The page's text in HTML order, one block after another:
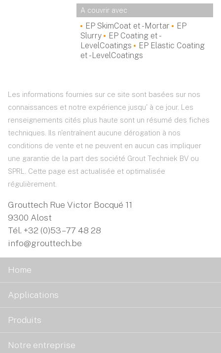
A couvrir avec
EP SkimCoat et -Mortar
EP
Slurry
EP Coating et -
LevelCoatings
EP Elastic Coating
et -LevelCoatings
Les informations fournies sur ce site sont basées sur nos
connaissances et notre expérience jusqu' à ce jour. Les
renseignements cités plus haute sont un résumé des fiches
techniques. Ils n'entraînent aucune dérogation à nos
conditions de vente et ne peuvent en aucun cas impliquer
une garantie de la part des société Grout Techniek BV ou
SPRL. Cette page est actualisée et optimalisée
régulièrement.
Grouttech Rue Victor Bocqué 11
9300 Alost
Tél. +32 (0)53 – 77 48 28
info@grouttech.be
Home
Applications
Produits
Notre entreprise